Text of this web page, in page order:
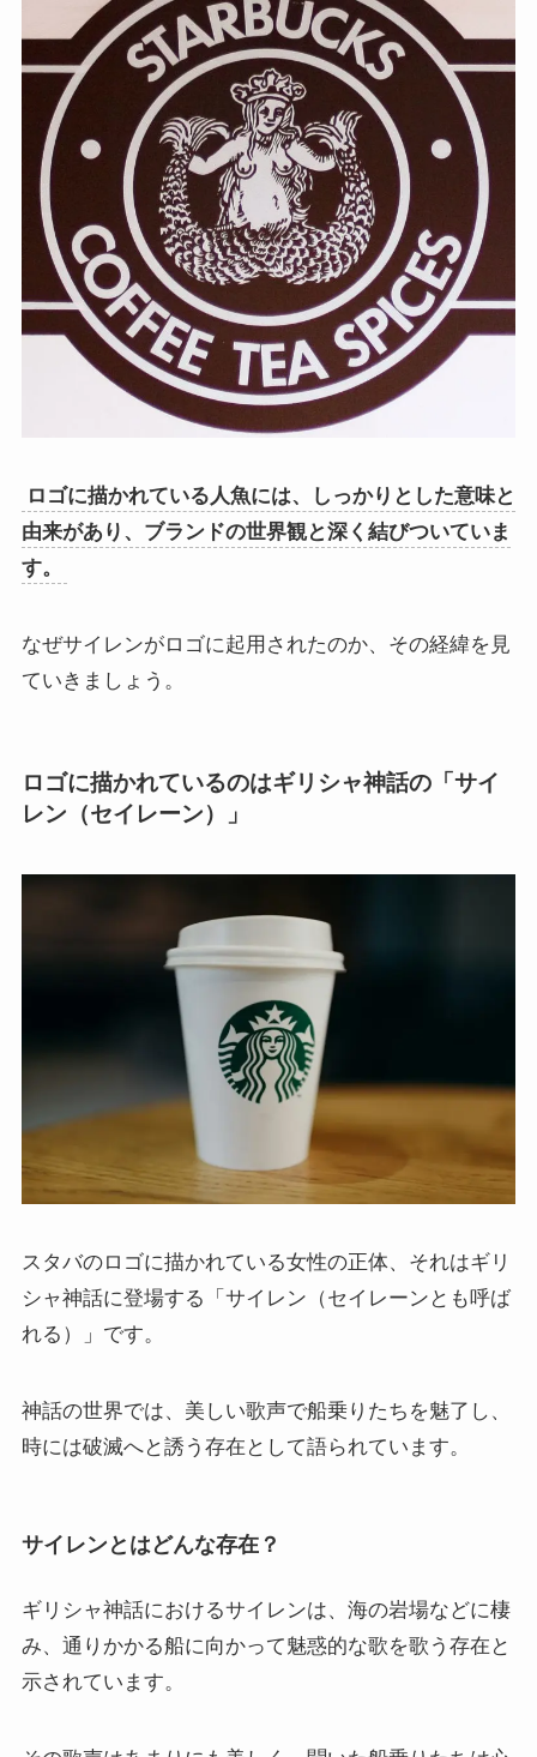
ロゴに描かれている人魚には、しっかりとした意味と
由来があり、ブランドの世界観と深く結びついていま
す。
なぜサイレンがロゴに起用されたのか、その経緯を見
ていきましょう。
ロゴに描かれているのはギリシャ神話の「サイ
レン（セイレーン）」
スタバのロゴに描かれている女性の正体、それはギリ
シャ神話に登場する「サイレン（セイレーンとも呼ば
れる）」です。
神話の世界では、美しい歌声で船乗りたちを魅了し、
時には破滅へと誘う存在として語られています。
サイレンとはどんな存在？
ギリシャ神話におけるサイレンは、海の岩場などに棲
み、通りかかる船に向かって魅惑的な歌を歌う存在と
示されています。